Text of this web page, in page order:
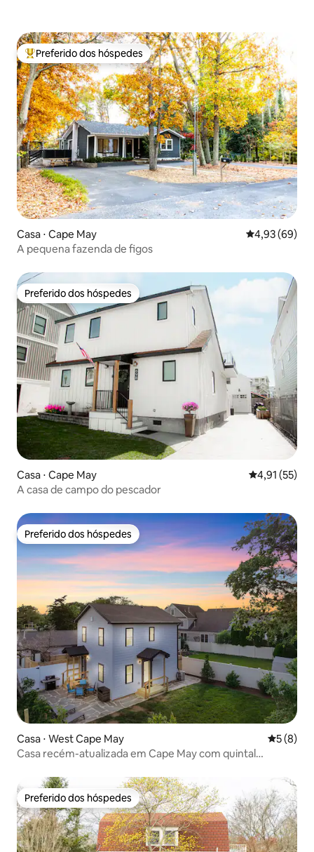
Entre os melhores preferidos dos hóspedes
Preferido dos hóspedes
Casa ⋅ Cape May 4,93 de uma
4,93 (69)
A pequena fazenda de figos
Preferido dos hóspedes
Preferido dos hóspedes
Casa ⋅ Cape May 4,91 de uma
4,91 (55)
A casa de campo do pescador
Preferido dos hóspedes
Preferido dos hóspedes
Casa ⋅ West Cape May 5 de
5 (8)
Casa recém-atualizada em Cape May com quintal
Preferido dos hóspedes
Preferido dos hóspedes